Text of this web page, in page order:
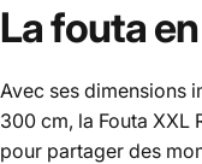
La fouta
Avec ses dimensions
300 cm, la Fouta XXL
pour partager des